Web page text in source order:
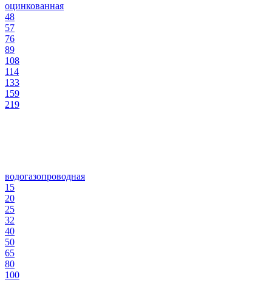
оцинкованная
48
57
76
89
108
114
133
159
219
водогазопроводная
15
20
25
32
40
50
65
80
100